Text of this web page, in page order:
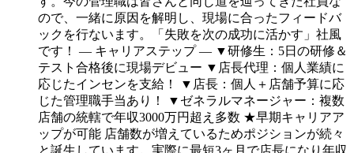
ので、一緒に原因を解明し、現場に合ったフィードバ
ックを行ないます。「失敗を次の成功に活かす」社風
です！
― キャリアステップ ― ▼研修生：5日の研修＆
テスト合格後に現場デビュー ▼店長代理：個人業績に
応じたインセンを支給！
▼店長：個人＋店舗予算に応
じた管理職手当あり！
▼ゼネラルマネージャー：複数
店舗の統轄で年収3000万円超え多数 ★早期キャリアア
ップが可能 店舗数が増えているためポジションが続々